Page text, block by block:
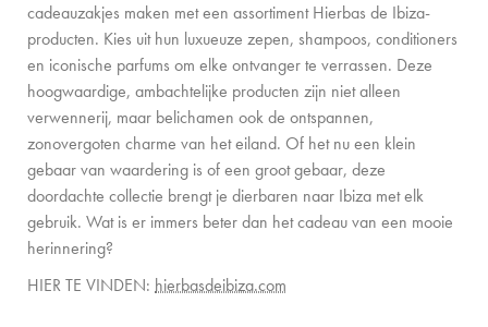
cadeauzakjes maken met een assortiment Hierbas de Ibiza-
producten. Kies uit hun luxueuze zepen, shampoos, conditioners
en iconische parfums om elke ontvanger te verrassen. Deze
hoogwaardige, ambachtelijke producten zijn niet alleen
verwennerij, maar belichamen ook de ontspannen,
zonovergoten charme van het eiland. Of het nu een klein
gebaar van waardering is of een groot gebaar, deze
doordachte collectie brengt je dierbaren naar Ibiza met elk
gebruik. Wat is er immers beter dan het cadeau van een mooie
herinnering?
HIER TE VINDEN: hierbasdeibiza.com